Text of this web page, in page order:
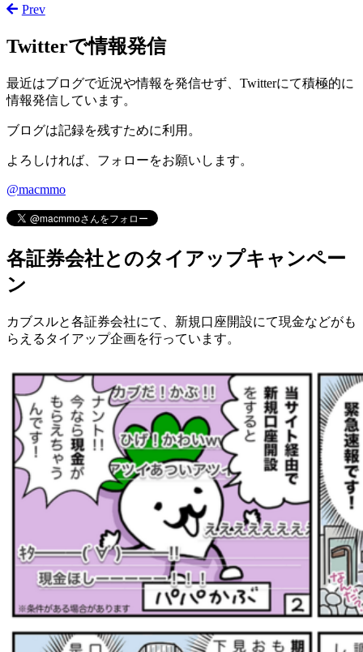
Prev
Twitterで情報発信
最近はブログで近況や情報を発信せず、Twitterにて積極的に
情報発信しています。
ブログは記録を残すために利用。
よろしければ、フォローをお願いします。
@macmmo
各証券会社とのタイアップキャンペー
ン
カブスルと各証券会社にて、 新規口座開設にて現金などがも
らえるタイアップ企画を行っています。